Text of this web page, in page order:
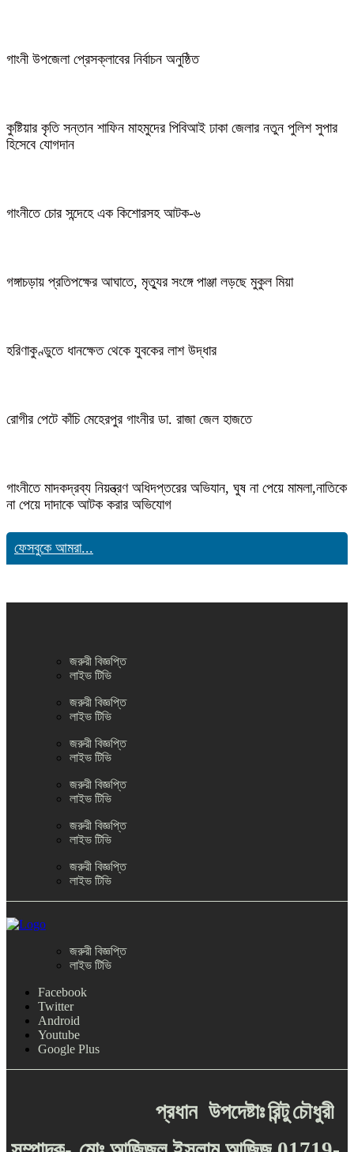
গাংনী উপজেলা প্রেসক্লাবের নির্বাচন অনুষ্ঠিত
কুষ্টিয়ার কৃতি সন্তান শাফিন মাহমুদের পিবিআই ঢাকা জেলার নতুন পুলিশ সুপার
হিসেবে যোগদান
গাংনীতে চোর সন্দেহে এক কিশোরসহ আটক-৬
গঙ্গাচড়ায় প্রতিপক্ষের আঘাতে, মৃত্যুর সংঙ্গে পাঞ্জা লড়ছে মুকুল মিয়া
হরিণাকুণ্ডুতে ধানক্ষেত থেকে যুবকের লাশ উদ্ধার
রোগীর পেটে কাঁচি মেহেরপুর গাংনীর ডা. রাজা জেল হাজতে
গাংনীতে মাদকদ্রব্য নিয়ন্ত্রণ অধিদপ্তরের অভিযান, ঘুষ না পেয়ে মামলা,নাতিকে
না পেয়ে দাদাকে আটক করার অভিযোগ
ফেসবুকে আমরা...
জরুরী বিজ্ঞপ্তি
লাইভ টিভি
জরুরী বিজ্ঞপ্তি
লাইভ টিভি
জরুরী বিজ্ঞপ্তি
লাইভ টিভি
জরুরী বিজ্ঞপ্তি
লাইভ টিভি
জরুরী বিজ্ঞপ্তি
লাইভ টিভি
জরুরী বিজ্ঞপ্তি
লাইভ টিভি
জরুরী বিজ্ঞপ্তি
লাইভ টিভি
Facebook
Twitter
Android
Youtube
Google Plus
প্রধান উপদেষ্টাঃরিন্টুচৌধুরী